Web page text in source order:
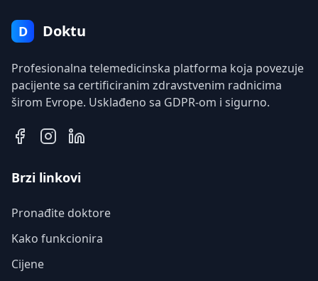
D Doktu
Profesionalna telemedicinska platforma koja povezuje
pacijente sa certificiranim zdravstvenim radnicima
širom Evrope. Usklađeno sa GDPR-om i sigurno.
Brzi linkovi
Pronađite doktore
Kako funkcionira
Cijene